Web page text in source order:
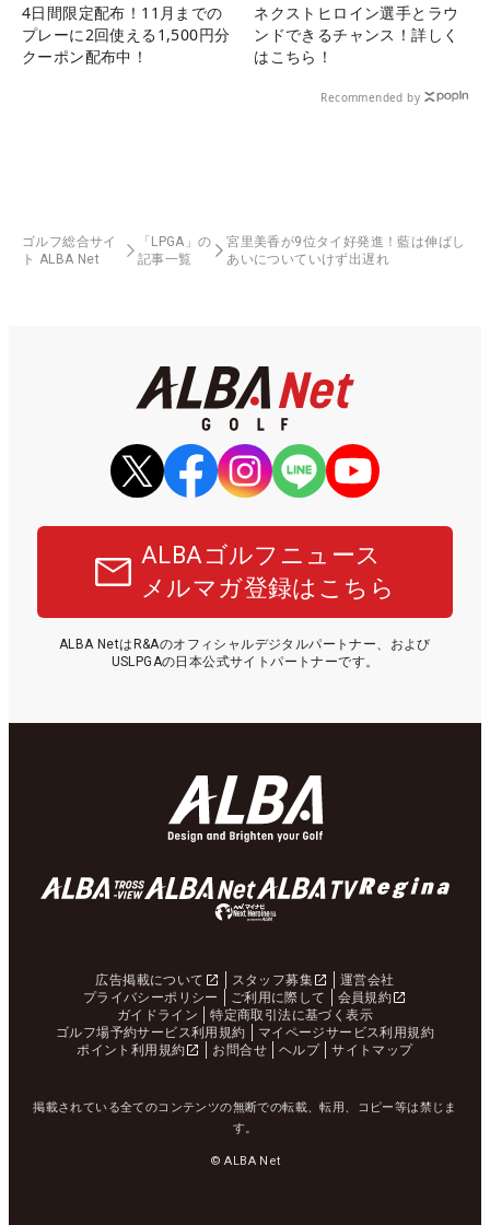
4日間限定配布！11月までの
プレーに2回使える1,500円分
クーポン配布中！
ネクストヒロイン選手とラウ
ンドできるチャンス！詳しく
はこちら！
Recommended by
ゴルフ総合サイ
ト ALBA Net
「LPGA」の
記事一覧
宮里美香が9位タイ好発進！藍は伸ばし
あいについていけず出遅れ
ALBAゴルフニュース
メルマガ登録はこちら
ALBA NetはR&Aのオフィシャルデジタルパートナー、および
USLPGAの日本公式サイトパートナーです。
広告掲載について スタッフ募集
運営会社
プライバシーポリシー
ご利用に際して
会員規約
ガイドライン
特定商取引法に基づく表示
ゴルフ場予約サービス利用規約
マイページサービス利用規約
ポイント利用規約
お問合せ ヘルプ サイトマップ
掲載されている全てのコンテンツの無断での転載、転用、コピー等は禁じま
す。
© ALBA Net